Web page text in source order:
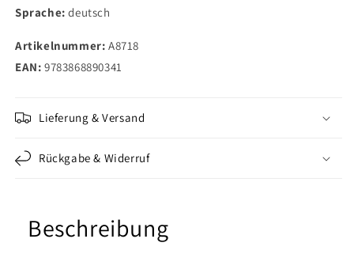
Sprache: deutsch
Artikelnummer: A8718
EAN: 9783868890341
Lieferung & Versand
Rückgabe & Widerruf
Beschreibung